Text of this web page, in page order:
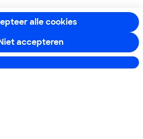
alle cookies
accepterenPrivacyverklaring
Wijzigen & opzeggen